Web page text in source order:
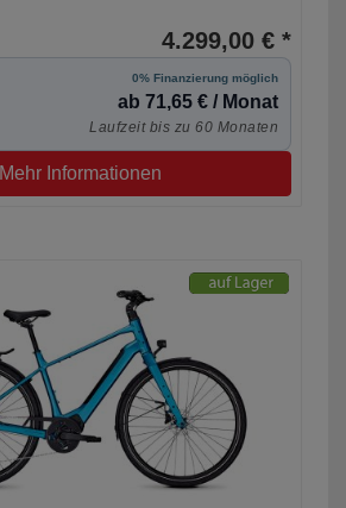
4.299,00 € *
0% Finanzierung möglich
ab 71,65 € / Monat
Laufzeit bis zu 60 Monaten
Mehr Informationen